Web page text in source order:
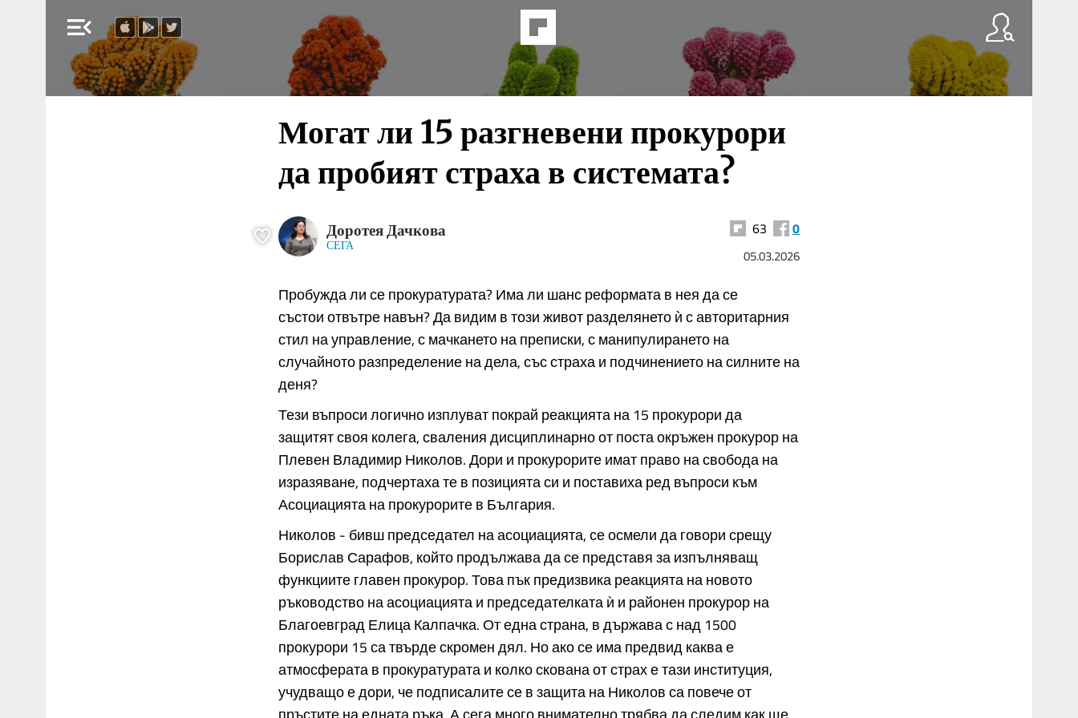
menu_open
Могат ли 15 разгневени прокурори
да пробият страха в системата?
Доротея Дачкова
СЕГА
63 0
05.03.2026
Пробужда ли се прокуратурата? Има ли шанс реформата в нея да се
състои отвътре навън? Да видим в този живот разделянето ѝ с авторитарния
стил на управление, с мачкането на преписки, с манипулирането на
случайното разпределение на дела, със страха и подчинението на силните на
деня?
Тези въпроси логично изплуват покрай реакцията на 15 прокурори да
защитят своя колега, сваления дисциплинарно от поста окръжен прокурор на
Плевен Владимир Николов. Дори и прокурорите имат право на свобода на
изразяване, подчертаха те в позицията си и поставиха ред въпроси към
Асоциацията на прокурорите в България.
Николов - бивш председател на асоциацията, се осмели да говори срещу
Борислав Сарафов, който продължава да се представя за изпълняващ
функциите главен прокурор. Това пък предизвика реакцията на новото
ръководство на асоциацията и председателката ѝ и районен прокурор на
Благоевград Елица Калпачка. От една страна, в държава с над 1500
прокурори 15 са твърде скромен дял. Но ако се има предвид каква е
атмосферата в прокуратурата и колко скована от страх е тази институция,
учудващо е дори, че подписалите се в защита на Николов са повече от